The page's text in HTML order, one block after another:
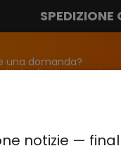
notizie —
una domanda?
ELF BAR COMBO PRO